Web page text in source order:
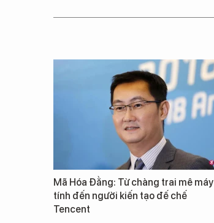
Mã Hóa Đằng: Từ chàng trai mê máy
tính đến người kiến tạo đế chế
Tencent